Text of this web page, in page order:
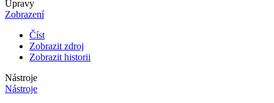
Úpravy
Zobrazení
Číst
Zobrazit zdroj
Zobrazit historii
Nástroje
Nástroje